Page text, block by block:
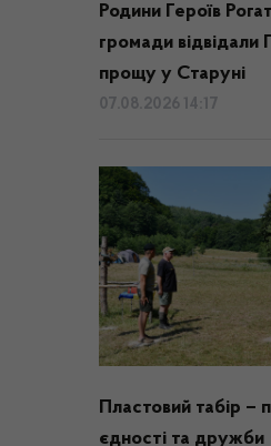
Родини Героїв
громади відвідали
прощу у Старуні
07.08.2026 14:17
Пластовий табір –
єдності та дружби